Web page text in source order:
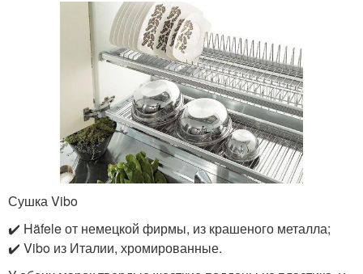
Сушка Vibo
✔️ Häfele от немецкой фирмы, из крашеного металла;
✔️ Vibo из Италии, хромированные.